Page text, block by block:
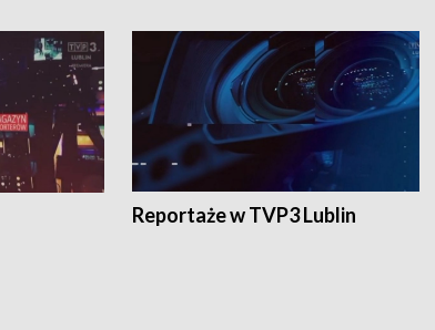
Reportaże w TVP3 Lublin